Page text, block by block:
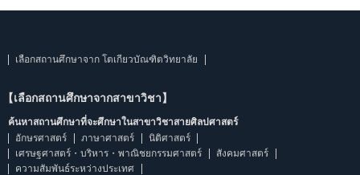
เลือกสถานศึกษาจาก โตเกียวบัณฑิตวิทยาลัย
【เลือกสถานศึกษาจากสาขาวิชา】
ค้นหาสถานศึกษาที่จะศึกษาในสาขาวิชาสายศิลปศาสตร์
อักษรศาสตร์
ภาษาศาสตร์
นิติศาสตร์
เศรษฐศาสตร์・บริหาร・พาณิชยกรรมศาสตร์
สังคมศาสตร์
ความสัมพันธ์ระหว่างประเทศ